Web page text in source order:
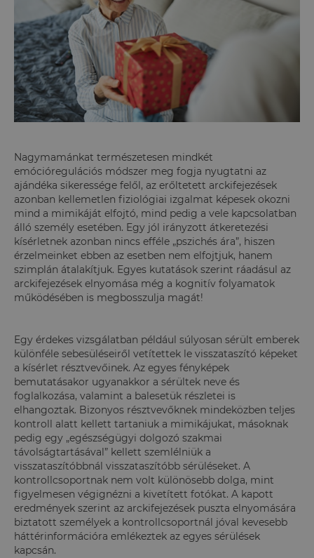
Nagymamánkat természetesen mindkét
emócióregulációs módszer meg fogja nyugtatni az
ajándéka sikeressége felől, az erőltetett arckifejezések
azonban kellemetlen fiziológiai izgalmat képesek okozni
mind a mimikáját elfojtó, mind pedig a vele kapcsolatban
álló személy esetében. Egy jól irányzott átkeretezési
kísérletnek azonban nincs efféle „pszichés ára”, hiszen
érzelmeinket ebben az esetben nem elfojtjuk, hanem
szimplán átalakítjuk. Egyes kutatások szerint ráadásul az
arckifejezések elnyomása még a kognitív folyamatok
működésében is megbosszulja magát!
Egy érdekes vizsgálatban például súlyosan sérült emberek
különféle sebesüléseiről vetítettek le visszataszító képeket
a kísérlet résztvevőinek. Az egyes fényképek
bemutatásakor ugyanakkor a sérültek neve és
foglalkozása, valamint a balesetük részletei is
elhangoztak. Bizonyos résztvevőknek mindeközben teljes
kontroll alatt kellett tartaniuk a mimikájukat, másoknak
pedig egy „egészségügyi dolgozó szakmai
távolságtartásával” kellett szemlélniük a
visszataszítóbbnál visszataszítóbb sérüléseket. A
kontrollcsoportnak nem volt különösebb dolga, mint
figyelmesen végignézni a kivetített fotókat. A kapott
eredmények szerint az arckifejezések puszta elnyomására
biztatott személyek a kontrollcsoportnál jóval kevesebb
háttérinformációra emlékeztek az egyes sérülések
kapcsán.